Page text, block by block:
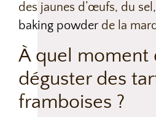
des jaunes d’œufs, du
baking powder de la
À quel moment
déguster des
framboises ?